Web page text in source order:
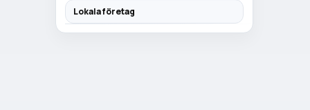
Lokala företag